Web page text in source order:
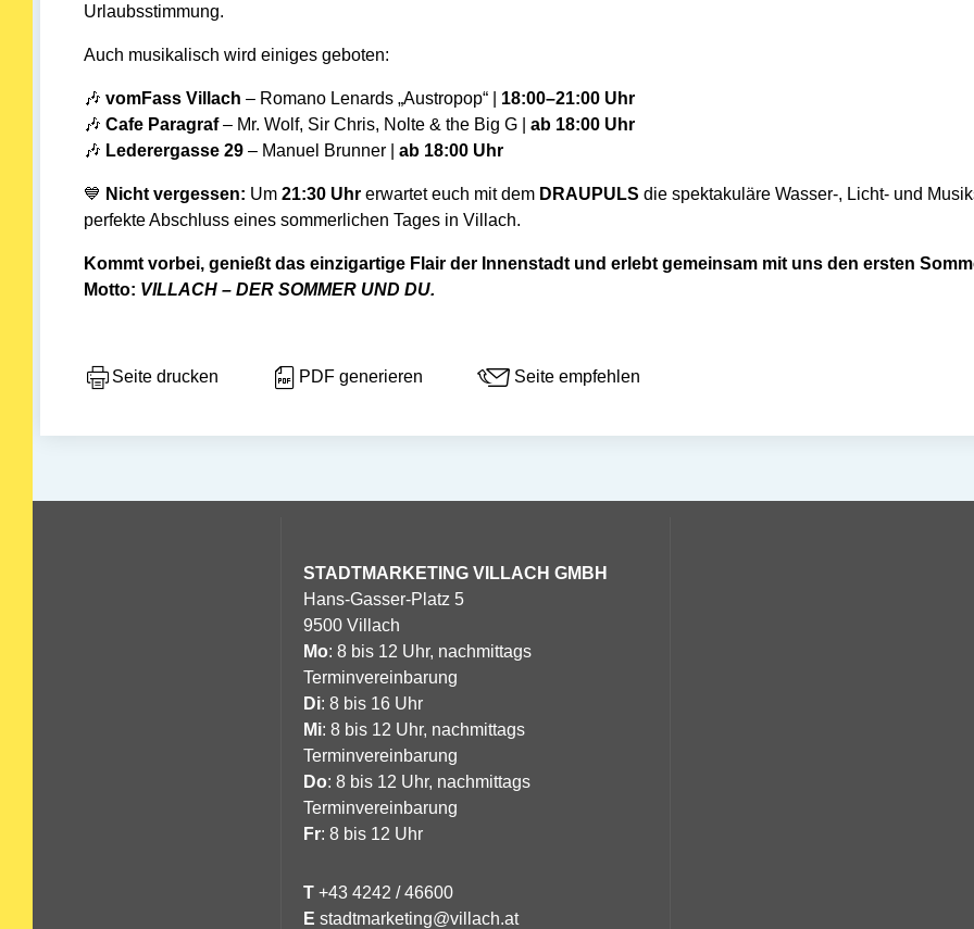
Urlaubsstimmung.
Auch musikalisch wird einiges geboten:
🎶 vomFass Villach – Romano Lenards „Austropop“ | 18:00–21:00 Uhr
🎶 Cafe Paragraf– Mr. Wolf, Sir Chris, Nolte & the Big G | ab 18:00 Uhr
🎶 Lederergasse 29 – Manuel Brunner | ab 18:00 Uhr
💙 Nicht vergessen: Um 21:30 Uhr erwartet euch mit dem DRAUPULS die spektakuläre Wasser-, Licht- und
perfekte Abschluss eines sommerlichen Tages in Villach.
Kommt vorbei, genießt das einzigartige Flair der Innenstadt und erlebt gemeinsam mit uns den ersten
Motto: VILLACH – DER SOMMER UND DU.
Seite drucken PDF generieren Seite empfehlen
STADTMARKETING VILLACH GMBH
Hans-Gasser-Platz 5
9500 Villach
Mo: 8 bis 12 Uhr, nachmittags
Terminvereinbarung
Di: 8 bis 16 Uhr
Mi: 8 bis 12 Uhr, nachmittags
Terminvereinbarung
Do: 8 bis 12 Uhr, nachmittags
Terminvereinbarung
Fr: 8 bis 12 Uhr
T +43 4242 / 46600
E stadtmarketing@villach.at